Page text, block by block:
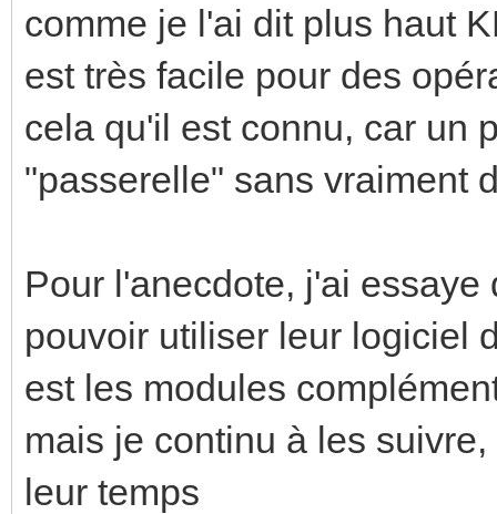
comme je l'ai dit plus haut
est très facile pour des
cela qu'il est connu, car un
"passerelle" sans vraiment
Pour l'anecdote, j'ai
pouvoir utiliser leur logiciel
est les modules
mais je continu à les
leur temps